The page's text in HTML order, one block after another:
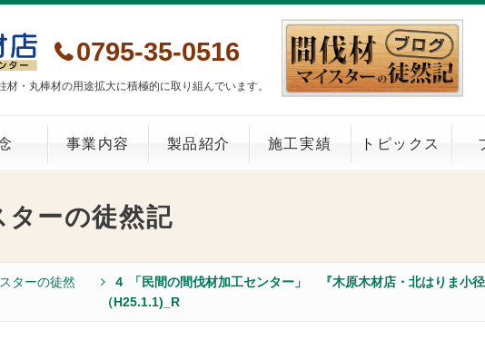
材・丸棒材の用途拡大に積極的に取り組んでいます。
0795-35-0516
事業内容 製品紹介 施工実績 トピックス
ターの徒然記
ターの徒然
４ 「民間の間伐材加工センター」 『木原木材店・北はりま小
（H25.1.1)_R